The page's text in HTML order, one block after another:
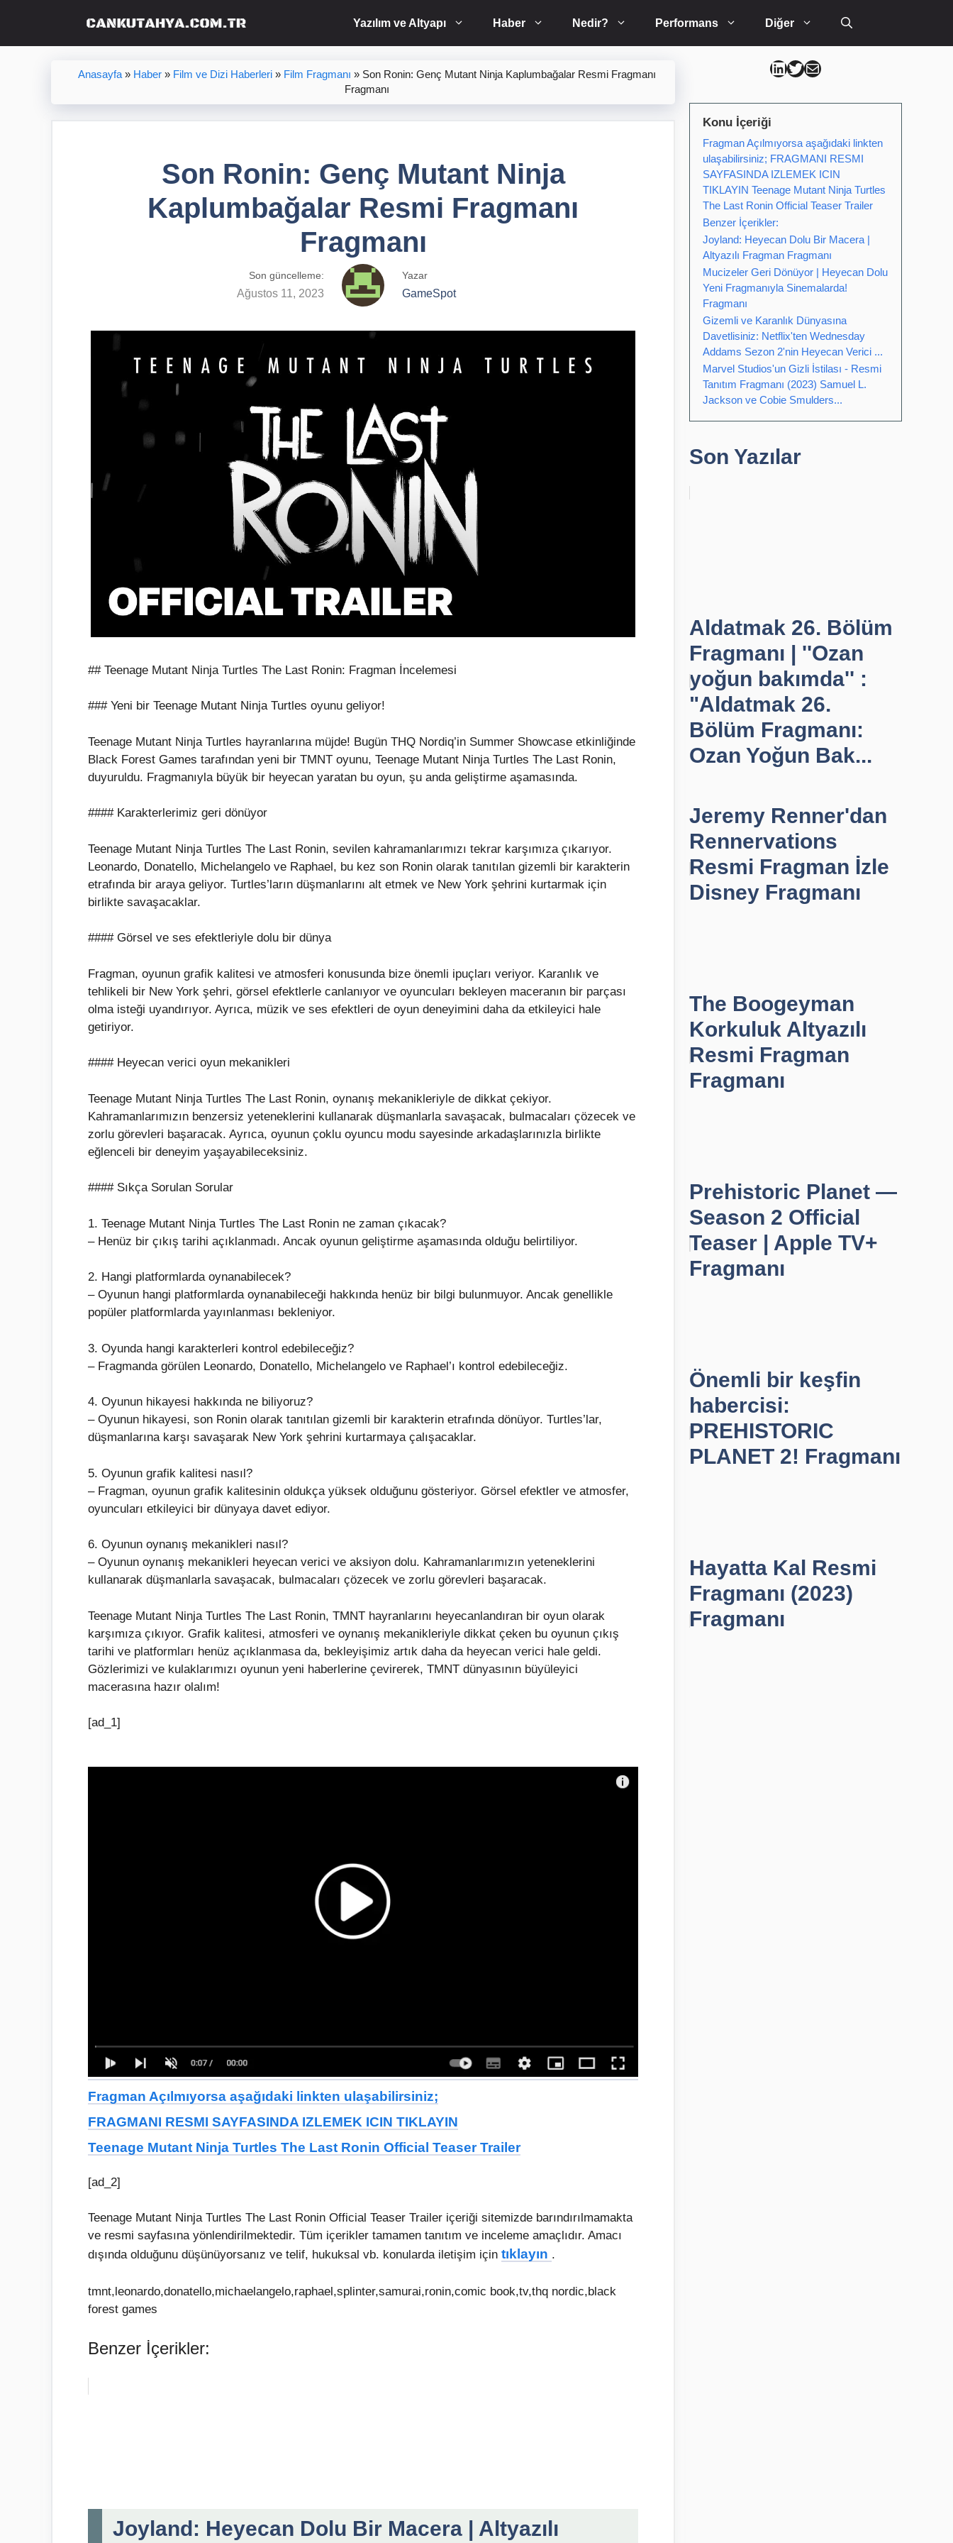
Yazılım ve Altyapı Haber Nedir? Performans Diğer
Anasayfa» Haber» Film ve Dizi Haberleri» Film Fragmanı » Son Ronin: Genç Mutant Ninja Kaplumbağalar Resmi Fragmanı
Fragmanı
Son Ronin: Genç Mutant Ninja
Kaplumbağalar Resmi Fragmanı
Fragmanı
Son güncelleme:
Ağustos 11, 2023
Yazar
GameSpot
## Teenage Mutant Ninja Turtles The Last Ronin: Fragman İncelemesi
### Yeni bir Teenage Mutant Ninja Turtles oyunu geliyor!
Teenage Mutant Ninja Turtles hayranlarına müjde! Bugün THQ Nordiq’in Summer Showcase etkinliğinde
Black Forest Games tarafından yeni bir TMNT oyunu, Teenage Mutant Ninja Turtles The Last Ronin,
duyuruldu. Fragmanıyla büyük bir heyecan yaratan bu oyun, şu anda geliştirme aşamasında.
#### Karakterlerimiz geri dönüyor
Teenage Mutant Ninja Turtles The Last Ronin, sevilen kahramanlarımızı tekrar karşımıza çıkarıyor.
Leonardo, Donatello, Michelangelo ve Raphael, bu kez son Ronin olarak tanıtılan gizemli bir karakterin
etrafında bir araya geliyor. Turtles’ların düşmanlarını alt etmek ve New York şehrini kurtarmak için
birlikte savaşacaklar.
#### Görsel ve ses efektleriyle dolu bir dünya
Fragman, oyunun grafik kalitesi ve atmosferi konusunda bize önemli ipuçları veriyor. Karanlık ve
tehlikeli bir New York şehri, görsel efektlerle canlanıyor ve oyuncuları bekleyen maceranın bir parçası
olma isteği uyandırıyor. Ayrıca, müzik ve ses efektleri de oyun deneyimini daha da etkileyici hale
getiriyor.
#### Heyecan verici oyun mekanikleri
Teenage Mutant Ninja Turtles The Last Ronin, oynanış mekanikleriyle de dikkat çekiyor.
Kahramanlarımızın benzersiz yeteneklerini kullanarak düşmanlarla savaşacak, bulmacaları çözecek ve
zorlu görevleri başaracak. Ayrıca, oyunun çoklu oyuncu modu sayesinde arkadaşlarınızla birlikte
eğlenceli bir deneyim yaşayabileceksiniz.
#### Sıkça Sorulan Sorular
1. Teenage Mutant Ninja Turtles The Last Ronin ne zaman çıkacak?
– Henüz bir çıkış tarihi açıklanmadı. Ancak oyunun geliştirme aşamasında olduğu belirtiliyor.
2. Hangi platformlarda oynanabilecek?
– Oyunun hangi platformlarda oynanabileceği hakkında henüz bir bilgi bulunmuyor. Ancak genellikle
popüler platformlarda yayınlanması bekleniyor.
3. Oyunda hangi karakterleri kontrol edebileceğiz?
– Fragmanda görülen Leonardo, Donatello, Michelangelo ve Raphael’ı kontrol edebileceğiz.
4. Oyunun hikayesi hakkında ne biliyoruz?
– Oyunun hikayesi, son Ronin olarak tanıtılan gizemli bir karakterin etrafında dönüyor. Turtles’lar,
düşmanlarına karşı savaşarak New York şehrini kurtarmaya çalışacaklar.
5. Oyunun grafik kalitesi nasıl?
– Fragman, oyunun grafik kalitesinin oldukça yüksek olduğunu gösteriyor. Görsel efektler ve atmosfer,
oyuncuları etkileyici bir dünyaya davet ediyor.
6. Oyunun oynanış mekanikleri nasıl?
– Oyunun oynanış mekanikleri heyecan verici ve aksiyon dolu. Kahramanlarımızın yeteneklerini
kullanarak düşmanlarla savaşacak, bulmacaları çözecek ve zorlu görevleri başaracak.
Teenage Mutant Ninja Turtles The Last Ronin, TMNT hayranlarını heyecanlandıran bir oyun olarak
karşımıza çıkıyor. Grafik kalitesi, atmosferi ve oynanış mekanikleriyle dikkat çeken bu oyunun çıkış
tarihi ve platformları henüz açıklanmasa da, bekleyişimiz artık daha da heyecan verici hale geldi.
Gözlerimizi ve kulaklarımızı oyunun yeni haberlerine çevirerek, TMNT dünyasının büyüleyici
macerasına hazır olalım!
[ad_1]
Fragman Açılmıyorsa aşağıdaki linkten ulaşabilirsiniz;
FRAGMANI RESMI SAYFASINDA IZLEMEK ICIN TIKLAYIN
Teenage Mutant Ninja Turtles The Last Ronin Official Teaser Trailer
[ad_2]
Teenage Mutant Ninja Turtles The Last Ronin Official Teaser Trailer içeriği sitemizde barındırılmamakta
ve resmi sayfasına yönlendirilmektedir. Tüm içerikler tamamen tanıtım ve inceleme amaçlıdır. Amacı
dışında olduğunu düşünüyorsanız ve telif, hukuksal vb. konularda iletişim için tıklayın .
tmnt,leonardo,donatello,michaelangelo,raphael,splinter,samurai,ronin,comic book,tv,thq nordic,black
forest games
Benzer İçerikler:
Joyland: Heyecan Dolu Bir Macera | Altyazılı
Can Kütahya Linkedin
Can Kütahya Twitter
Can Kütahya Mail
Konu İçeriği
Fragman Açılmıyorsa aşağıdaki linkten
ulaşabilirsiniz; FRAGMANI RESMI
SAYFASINDA IZLEMEK ICIN
TIKLAYIN Teenage Mutant Ninja Turtles
The Last Ronin Official Teaser Trailer
Benzer İçerikler:
Joyland: Heyecan Dolu Bir Macera |
Altyazılı Fragman Fragmanı
Mucizeler Geri Dönüyor | Heyecan Dolu
Yeni Fragmanıyla Sinemalarda!
Fragmanı
Gizemli ve Karanlık Dünyasına
Davetlisiniz: Netflix'ten Wednesday
Addams Sezon 2'nin Heyecan Verici ...
Marvel Studios'un Gizli İstilası - Resmi
Tanıtım Fragmanı (2023) Samuel L.
Jackson ve Cobie Smulders...
Son Yazılar
Aldatmak 26. Bölüm
Fragmanı | ''Ozan
yoğun bakımda'' :
"Aldatmak 26.
Bölüm Fragmanı:
Ozan Yoğun Bak...
Jeremy Renner'dan
Rennervations
Resmi Fragman İzle
Disney Fragmanı
The Boogeyman
Korkuluk Altyazılı
Resmi Fragman
Fragmanı
Prehistoric Planet —
Season 2 Official
Teaser | Apple TV+
Fragmanı
Önemli bir keşfin
habercisi:
PREHISTORIC
PLANET 2! Fragmanı
Hayatta Kal Resmi
Fragmanı (2023)
Fragmanı